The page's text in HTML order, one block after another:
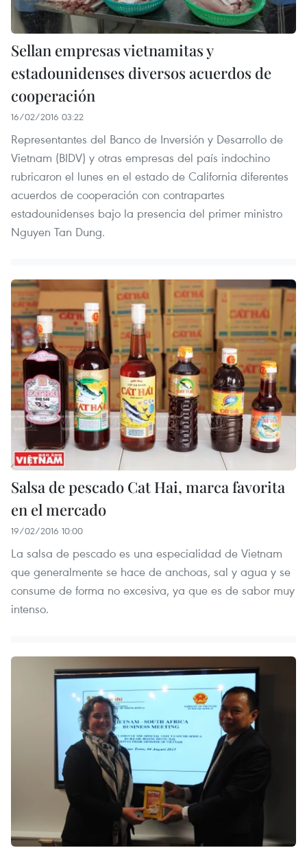
Sellan empresas vietnamitas y
estadounidenses diversos acuerdos de
cooperación
16/02/2016 03:22
Representantes del Banco de Inversión y Desarrollo de
Vietnam (BIDV) y otras empresas del país indochino
rubricaron el lunes en el estado de California diferentes
acuerdos de cooperación con contrapartes
estadounidenses bajo la presencia del primer ministro
Nguyen Tan Dung.
Salsa de pescado Cat Hai, marca favorita
en el mercado
19/02/2016 10:00
La salsa de pescado es una especialidad de Vietnam
que generalmente se hace de anchoas, sal y agua y se
consume de forma no excesiva, ya que es de sabor muy
intenso.